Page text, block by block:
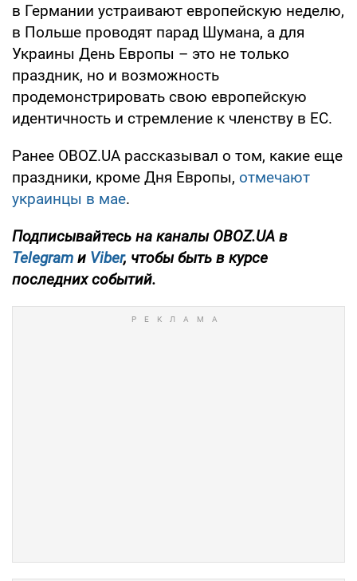
в Германии устраивают европейскую неделю,
в Польше проводят парад Шумана, а для
Украины День Европы – это не только
праздник, но и возможность
продемонстрировать свою европейскую
идентичность и стремление к членству в ЕС.
Ранее OBOZ.UA рассказывал о том, какие еще
праздники, кроме Дня Европы, отмечают
украинцы в мае.
Подписывайтесь на каналы OBOZ.UA в
Telegram и Viber, чтобы быть в курсе
последних событий.